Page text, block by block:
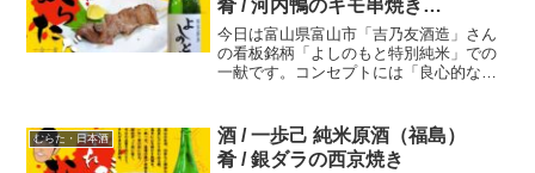
肴 / 河内鴨のキモ串焼き
八九献目 おれが むらた だ！
一合一肴
今日は富山県富山市「吉乃友酒造」さん
の看板銘柄「よしのもと特別純米」での
一献です。コンセプトには「良心的な酒
味わいは、癖もなくスッキリとしなが
ら、ガッツリと米の旨みを感じられる！
むらた・日本酒
酒 / 一歩己 純米原酒（福島）
肴 / 銀ダラの西京焼き